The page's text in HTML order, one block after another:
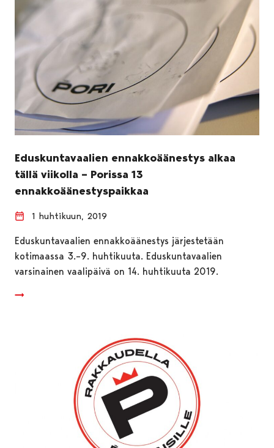
Eduskuntavaalien ennakkoäänestys alkaa
tällä viikolla – Porissa 13
ennakkoäänestyspaikkaa
1 huhtikuun, 2019
Eduskuntavaalien ennakkoäänestys järjestetään
kotimaassa 3.–9. huhtikuuta. Eduskuntavaalien
varsinainen vaalipäivä on 14. huhtikuuta 2019.